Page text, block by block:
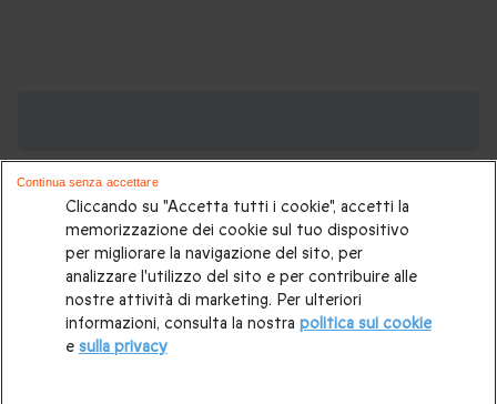
Regali di Natale|Regali di Natale per lui
Regali di Natale per una coppia|Regali di Natale per
fidanzato |Regali di Natale per fidanzata|Regali di Natale
per genitori|Regali di Natale per mamma|Regali di Natale
per papà|Idee regalo di Natale per nonni|Mercatini di
Cliccando su "Accetta tutti i cookie", accetti la
memorizzazione dei cookie sul tuo dispositivo
per migliorare la navigazione del sito, per
analizzare l'utilizzo del sito e per contribuire alle
nostre attività di marketing. Per ulteriori
informazioni, consulta la nostra politica sui cookie
e sulla privacy
Continua senza accettare